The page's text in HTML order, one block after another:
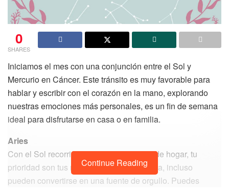
0
SHARES
Iniciamos el mes con una conjunción entre el Sol y
Mercurio en Cáncer. Este tránsito es muy favorable para
hablar y escribir con el corazón en la mano, explorando
nuestras emociones más personales, es un fin de semana
ideal para disfrutarse en casa o en familia.
Aries
Con el Sol recorriendo tu zona familiar y de hogar, tu
prioridad son tus raíces, valores y herencia, incluso
pueden convertirse en una fuente de orgullo. Puedes
Continue Reading